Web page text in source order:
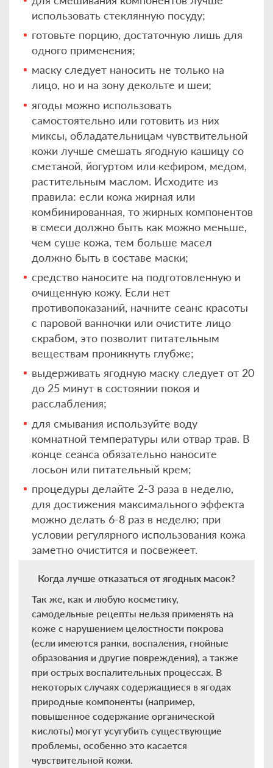
использовать стеклянную посуду;
готовьте порцию, достаточную лишь для
одного применения;
маску следует наносить не только на
лицо, но и на зону декольте и шеи;
ягоды можно использовать
самостоятельно или готовить из них
миксы, обладательницам чувствительной
кожи лучше смешать ягодную кашицу со
сметаной, йогуртом или кефиром, медом,
растительным маслом. Исходите из
правила: если кожа жирная или
комбинированная, то жирных компонентов
в смеси должно быть как можно меньше,
чем суше кожа, тем больше масел
должно быть в составе маски;
средство наносите на подготовленную и
очищенную кожу. Если нет
противопоказаний, начните сеанс красоты
с паровой ванночки или очистите лицо
скрабом, это позволит питательным
веществам проникнуть глубже;
выдерживать ягодную маску следует от 20
до 25 минут в состоянии покоя и
расслабления;
для смывания используйте воду
комнатной температуры или отвар трав. В
конце сеанса обязательно наносите
лосьон или питательный крем;
процедуры делайте 2-3 раза в неделю,
для достижения максимального эффекта
можно делать 6-8 раз в неделю; при
условии регулярного использования кожа
заметно очистится и посвежеет.
Когда лучше отказаться от ягодных масок?
Так же, как и любую косметику,
самодельные рецепты нельзя применять на
коже с нарушением целостности покрова
(если имеются ранки, воспаления, гнойные
образования и другие повреждения), а также
при острых воспалительных процессах. В
некоторых случаях содержащиеся в ягодах
природные компоненты (например,
повышенное содержание органической
кислоты) могут усугубить существующие
проблемы, особенно это касается
чувствительной кожи.